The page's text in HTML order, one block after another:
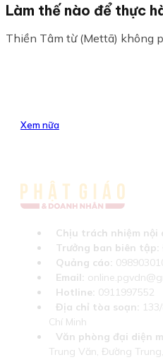
Làm thế nào để thực
Thiền Tâm từ (Mettā) không
Xem nữa
Chịu trách nhiệm nội
Trưởng ban biên tập:
Quảng cáo:
Email:
Hotline: 0911997552
Địa chỉ tòa soạn:
Chí Minh
Văn phòng đại diện
Trung Văn, Đường